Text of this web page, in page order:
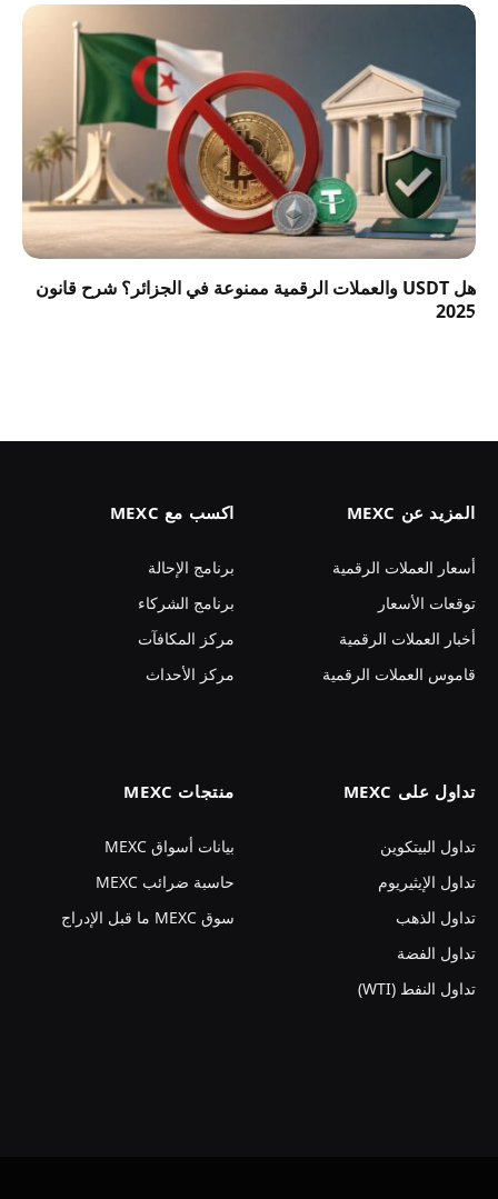
هل USDT والعملات الرقمية ممنوعة في الجزائر؟ شرح قانون
2025
المزيد عن MEXC
أسعار العملات الرقمية
توقعات الأسعار
أخبار العملات الرقمية
قاموس العملات الرقمية
اكسب مع MEXC
برنامج الإحالة
برنامج الشركاء
مركز المكافآت
مركز الأحداث
تداول على MEXC
تداول البيتكوين
تداول الإيثيريوم
تداول الذهب
تداول الفضة
تداول النفط (WTI)
منتجات MEXC
بيانات أسواق MEXC
حاسبة ضرائب MEXC
سوق MEXC ما قبل الإدراج